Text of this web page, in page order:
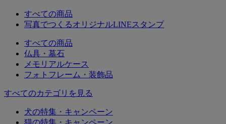
すべての商品
写真でつくるオリジナルLINEスタンプ
すべての商品
仏具・墓石
メモリアルケース
フォトフレーム・装飾品
すべてのカテゴリを見る
犬の特集・キャンペーン
猫の特集・キャンペーン